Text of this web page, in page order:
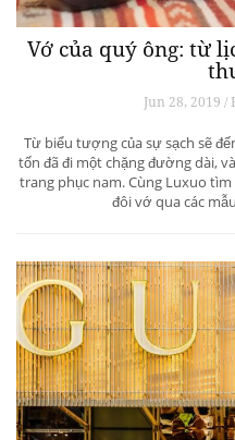
Vớ của quý ông: từ
Jun 28, 2019 /
Từ biểu tượng của sự sạch sẽ
tốn đã đi một chặng đường dài,
trang phục nam. Cùng Luxuo
đôi vớ qua các